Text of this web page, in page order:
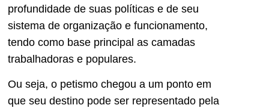
profundidade de suas políticas e de seu
sistema de organização e funcionamento,
tendo como base principal as camadas
trabalhadoras e populares.
Ou seja, o petismo chegou a um ponto em
que seu destino pode ser representado pela